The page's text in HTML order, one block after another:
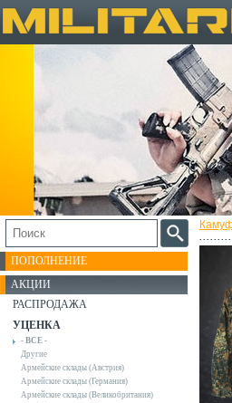
ПОПОЛНЕНИЕ
АКЦИИ
РАСПРОДАЖА
УЦЕНКА
- ВСЕ -
Другие
Армейские склады (Австрия)
Армейские склады (Германия)
Армейские склады (Великобритания)